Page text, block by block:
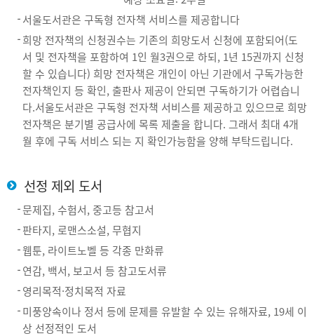
서울도서관은 구독형 전자책 서비스를 제공합니다
희망 전자책의 신청권수는 기존의 희망도서 신청에 포함되어(도
서 및 전자책을 포함하여 1인 월3권으로 하되, 1년 15권까지 신청
할 수 있습니다) 희망 전자책은 개인이 아닌 기관에서 구독가능한
전자책인지 등 확인, 출판사 제공이 안되면 구독하기가 어렵습니
다.서울도서관은 구독형 전자책 서비스를 제공하고 있으므로 희망
전자책은 분기별 공급사에 목록 제출을 합니다. 그래서 최대 4개
월 후에 구독 서비스 되는 지 확인가능함을 양해 부탁드립니다.
선정 제외 도서
문제집, 수험서, 중고등 참고서
판타지, 로맨스소설, 무협지
웹툰, 라이트노벨 등 각종 만화류
연감, 백서, 보고서 등 참고도서류
영리목적·정치목적 자료
미풍양속이나 정서 등에 문제를 유발할 수 있는 유해자료, 19세 이
상 선정적인 도서